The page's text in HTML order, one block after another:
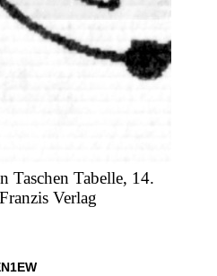
Taschen Tabelle, 14.
Verlag